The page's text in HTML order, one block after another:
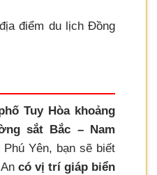
điểm du lịch Đồng
Tuy Hòa khoảng
sắt Bắc – Nam
Phú Yên, bạn sẽ biết
có vị trí giáp biển